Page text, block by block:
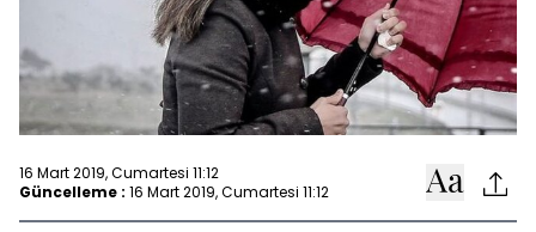
16 Mart 2019, Cumartesi 11:12
Güncelleme : 16 Mart 2019, Cumartesi 11:12